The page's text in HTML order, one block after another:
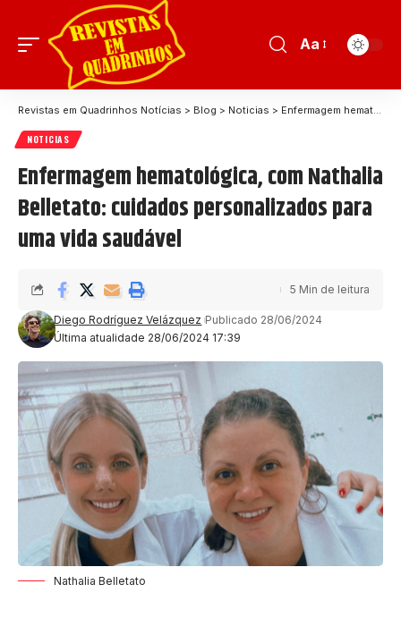
Aa
Revistas em Quadrinhos Notícias > Blog > Noticias > Enfermagem hematológica, com Nathalia Belletato: cuidados personalizados para uma vida saudável
NOTICIAS
Enfermagem hematológica, com Nathalia
Belletato: cuidados personalizados para
uma vida saudável
Última atualidade 28/06/2024 17:39
Diego Rodríguez Velázquez Publicado 28/06/2024
5 Min de leitura
Nathalia Belletato